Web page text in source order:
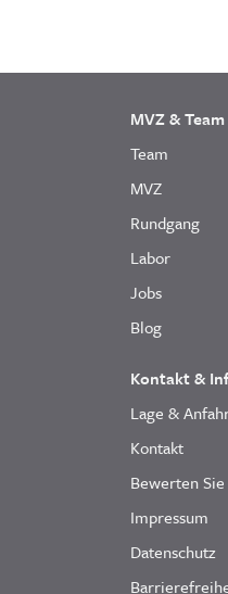
MVZ & Team
Team
MVZ
Rundgang
Labor
Jobs
Blog
Kontakt &
Lage &
Kontakt
Bewerten
Impressum
Datenschutz